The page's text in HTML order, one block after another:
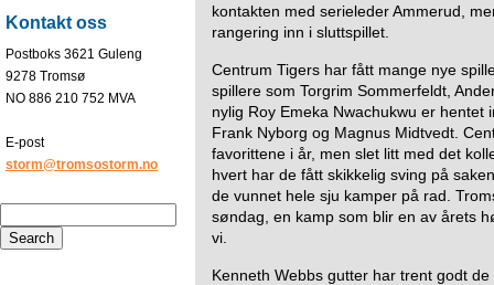
Kontakt oss
Postboks 3621 Guleng
9278 Tromsø
NO 886 210 752 MVA
E-post
storm@tromsostorm.no
kontakten med serieleder Ammerud,
rangering inn i sluttspillet.
Centrum Tigers har fått mange nye
spillere som Torgrim Sommerfeldt,
nylig Roy Emeka Nwachukwu er hentet
Frank Nyborg og Magnus Midtvedt.
favorittene i år, men slet litt med det
hvert har de fått skikkelig sving på
de vunnet hele sju kamper på rad.
søndag, en kamp som blir en av årets
vi.
Kenneth Webbs gutter har trent godt